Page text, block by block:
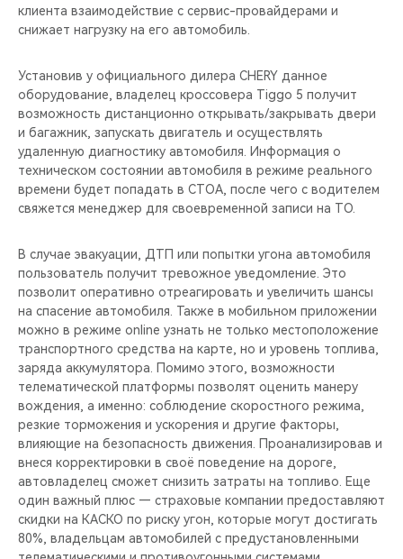
ВИДЕООБЗОРЫ
CHERY ДЛЯ ДЕТЕЙ
клиента взаимодействие с сервис-провайдерами и
снижает нагрузку на его автомобиль.
Установив у официального дилера CHERY данное
оборудование, владелец кроссовера Tiggo 5 получит
возможность дистанционно открывать/закрывать двери
и багажник, запускать двигатель и осуществлять
удаленную диагностику автомобиля. Информация о
техническом состоянии автомобиля в режиме реального
времени будет попадать в СТОА, после чего с водителем
свяжется менеджер для своевременной записи на ТО.
В случае эвакуации, ДТП или попытки угона автомобиля
пользователь получит тревожное уведомление. Это
позволит оперативно отреагировать и увеличить шансы
на спасение автомобиля. Также в мобильном приложении
можно в режиме online узнать не только местоположение
транспортного средства на карте, но и уровень топлива,
заряда аккумулятора. Помимо этого, возможности
телематической платформы позволят оценить манеру
вождения, а именно: соблюдение скоростного режима,
резкие торможения и ускорения и другие факторы,
влияющие на безопасность движения. Проанализировав и
внеся корректировки в своё поведение на дороге,
автовладелец сможет снизить затраты на топливо. Еще
один важный плюс — страховые компании предоставляют
скидки на КАСКО по риску угон, которые могут достигать
80%, владельцам автомобилей с предустановленными